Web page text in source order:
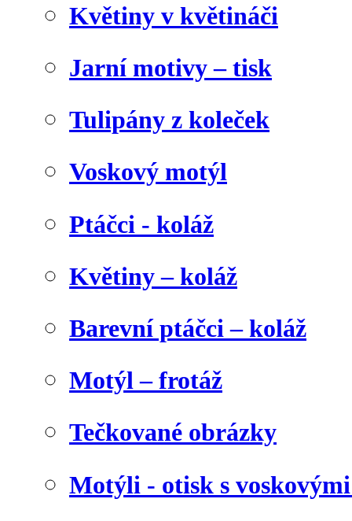
Květiny v květináči
Jarní motivy – tisk
Tulipány z koleček
Voskový motýl
Ptáčci - koláž
Květiny – koláž
Barevní ptáčci – koláž
Motýl – frotáž
Tečkované obrázky
Motýli - otisk s